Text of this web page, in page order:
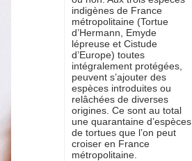
indigènes de France
métropolitaine (Tortue
d’Hermann, Emyde
lépreuse et Cistude
d’Europe) toutes
intégralement protégées,
peuvent s’ajouter des
espèces introduites ou
relâchées de diverses
origines. Ce sont au total
une quarantaine d’espèces
de tortues que l’on peut
croiser en France
métropolitaine.